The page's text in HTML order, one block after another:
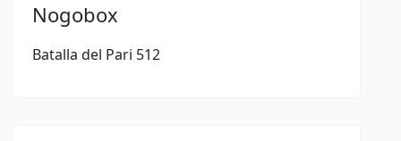
Nogobox
Batalla del Pari 512